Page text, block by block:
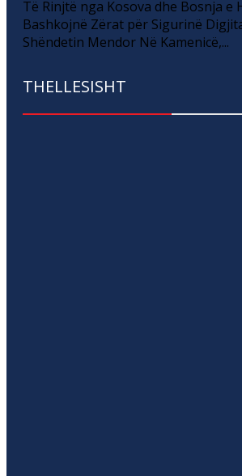
Të Rinjtë nga Kosova dhe Bosnja e
Bashkojnë Zërat për Sigurinë
Shëndetin Mendor Në Kamenicë,...
THELLESISHT